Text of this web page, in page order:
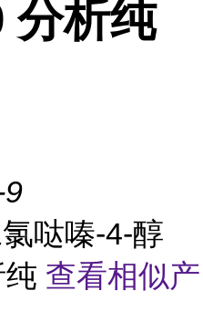
分析纯
哒嗪-4-醇
查看相似产